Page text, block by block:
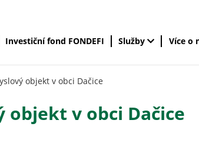
Investiční fond FONDEFI Služby Více o
objekt v obci Dačice
v obci Dačice